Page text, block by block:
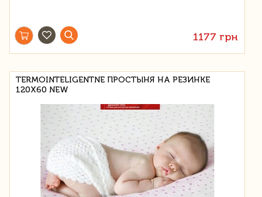
1177 грн
TERMOINTELIGENTNE ПРОСТЫНЯ НА РЕЗИНКЕ
120X60 NEW